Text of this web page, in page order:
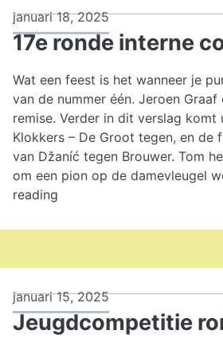
januari 18, 2025
17e ronde interne
Wat een feest is het wanneer je
van de nummer één. Jeroen Graaf
remise. Verder in dit verslag komt
Klokkers – De Groot tegen, en de
van Džaníć tegen Brouwer. Tom
om een pion op de damevleugel
reading
interne
januari 15, 2025
Jeugdcompetitie